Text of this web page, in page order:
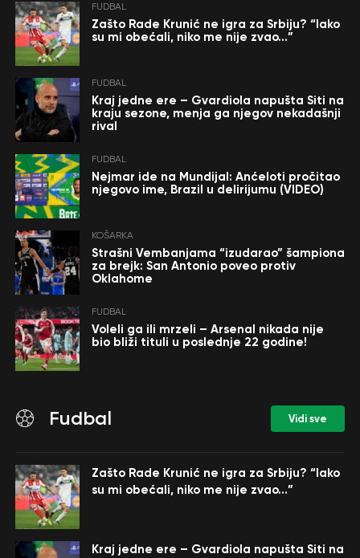
FUDBAL
Zašto Rade Krunić ne igra za Srbiju? “Iako
su mi obećali, niko me nije zvao…”
FUDBAL
Kraj jedne ere – Gvardiola napušta Siti na
kraju sezone, menja ga njegov nekadašnji
rival
FUDBAL
Nejmar ide na Mundijal: Anćeloti pročitao
njegovo ime, Brazil u delirijumu (VIDEO)
KOŠARKA
Strašni Vembanjama “izudarao” šampiona
za brejk: San Antonio poveo protiv
Oklahome
FUDBAL
Voleli ga ili mrzeli – Arsenal nikada nije
bio bliži tituli u poslednje 22 godine!
Fudbal Vidi sve
Zašto Rade Krunić ne igra za Srbiju? “Iako
su mi obećali, niko me nije zvao…”
Kraj jedne ere – Gvardiola napušta Siti na